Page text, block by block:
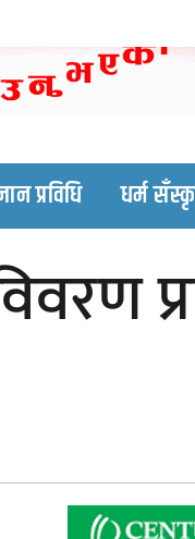
site
प्रविधि धर्म